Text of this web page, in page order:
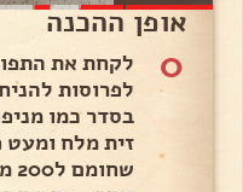
אופן ההכנה
0
לקחת את
לפרוסות
בסדר כמו
זית מלח ומעט